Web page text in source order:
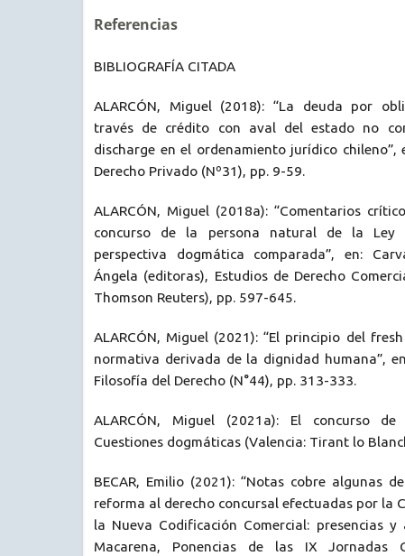
Referencias
BIBLIOGRAFÍA CITADA
ALARCÓN, Miguel (2018): “La deuda por
través de crédito con aval del estado no
discharge en el ordenamiento jurídico chileno”,
Derecho Privado (Nº31), pp. 9-59.
ALARCÓN, Miguel (2018a): “Comentarios
concurso de la persona natural de la Ley
perspectiva dogmática comparada”, en:
Ángela (editoras), Estudios de Derecho
Thomson Reuters), pp. 597-645.
ALARCÓN, Miguel (2021): “El principio del
normativa derivada de la dignidad humana”,
Filosofía del Derecho (N°44), pp. 313-333.
ALARCÓN, Miguel (2021a): El concurso
Cuestiones dogmáticas (Valencia: Tirant lo
BECAR, Emilio (2021): “Notas cobre algunas
reforma al derecho concursal efectuadas por la
la Nueva Codificación Comercial: presencias y
Macarena, Ponencias de las IX Jornadas